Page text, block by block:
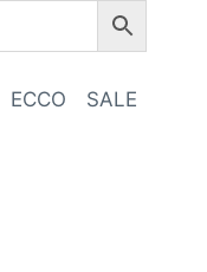
ECCO SALE